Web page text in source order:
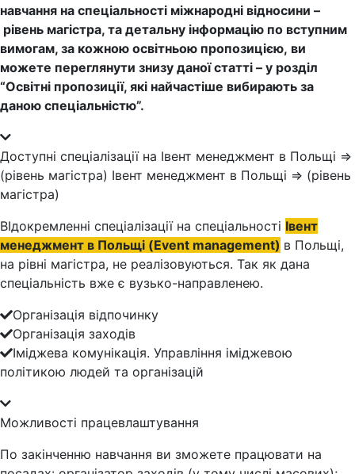
навчання на спеціальності міжнародні відносини –
рівень магістра, та детальну інформацію по вступним
вимогам, за кожною освітньою пропозицією, ви
можете переглянути знизу даної статті – у розділ
“Освітні пропозиції, які найчастіше вибирають за
даною спеціальністю”.
Доступні спеціалізації на Івент менеджмент в Польщі ⇒
(рівень магістра) Івент менеджмент в Польщі ⇒ (рівень
магістра)
ВІдокремленні спеціалізації на спеціальності Івент
менеджмент в Польщі (Event management) в Польщі,
на рівні магістра, не реалізовуються. Так як дана
спеціальність вже є вузько-направленею.
Організація відпочинку
Організація заходів
Іміджева комунікація. Управління іміджевою
політикою людей та організацій
Можливості працевлаштування
По закінченню навчання ви зможете працювати на